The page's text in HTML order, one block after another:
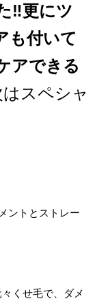
‼︎更にツ
も付いて
アできる
はスペシャ
ントとストレー
くせ毛で、ダメ